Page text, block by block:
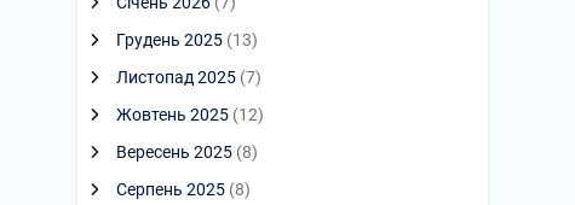
Грудень 2025 (13)
Листопад 2025 (7)
Жовтень 2025 (12)
Вересень 2025 (8)
Серпень 2025 (8)